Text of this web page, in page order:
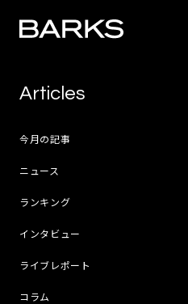
Articles
今月の記事
ニュース
ランキング
インタビュー
ライブレポート
コラム